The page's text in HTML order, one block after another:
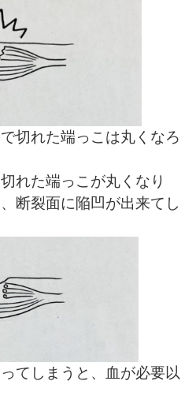
切れた端っこは丸くなろ
れた端っこが丸くなり
断裂面に陥凹が出来てし
てしまうと、血が必要以